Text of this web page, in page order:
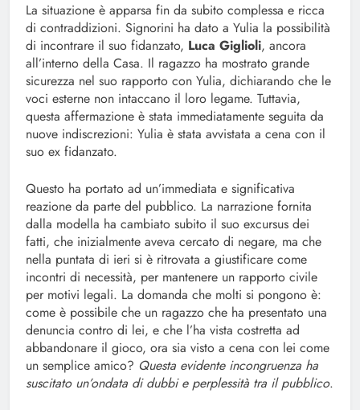
La situazione è apparsa fin da subito complessa e ricca
di contraddizioni. Signorini ha dato a Yulia la possibilità
di incontrare il suo fidanzato, Luca Giglioli, ancora
all’interno della Casa. Il ragazzo ha mostrato grande
sicurezza nel suo rapporto con Yulia, dichiarando che le
voci esterne non intaccano il loro legame. Tuttavia,
questa affermazione è stata immediatamente seguita da
nuove indiscrezioni: Yulia è stata avvistata a cena con il
suo ex fidanzato.
Questo ha portato ad un’immediata e significativa
reazione da parte del pubblico. La narrazione fornita
dalla modella ha cambiato subito il suo excursus dei
fatti, che inizialmente aveva cercato di negare, ma che
nella puntata di ieri si è ritrovata a giustificare come
incontri di necessità, per mantenere un rapporto civile
per motivi legali. La domanda che molti si pongono è:
come è possibile che un ragazzo che ha presentato una
denuncia contro di lei, e che l’ha vista costretta ad
abbandonare il gioco, ora sia visto a cena con lei come
un semplice amico? Questa evidente incongruenza ha
suscitato un’ondata di dubbi e perplessità tra il pubblico.